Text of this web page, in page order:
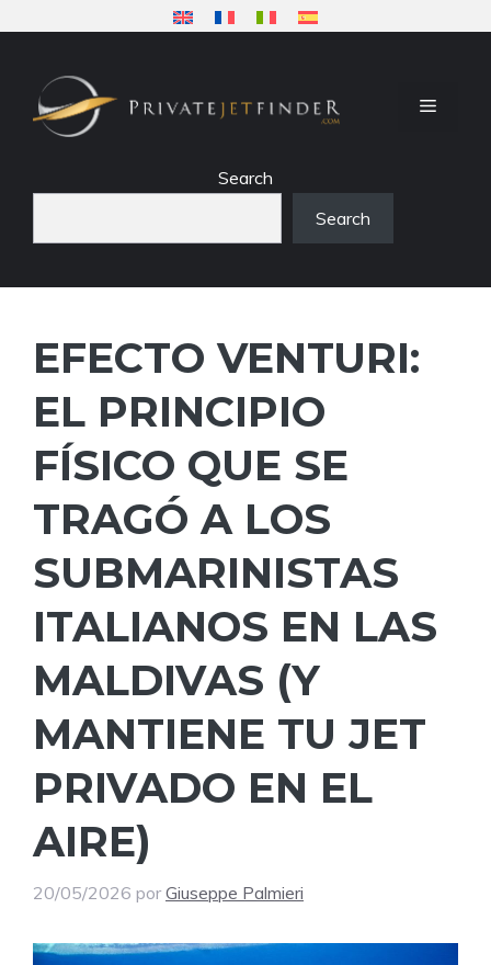
contenido
MENÚ
Search
Search
EFECTO VENTURI:
EL PRINCIPIO
FÍSICO QUE SE
TRAGÓ A LOS
SUBMARINISTAS
ITALIANOS EN LAS
MALDIVAS (Y
MANTIENE TU JET
PRIVADO EN EL
AIRE)
20/05/2026 por Giuseppe Palmieri